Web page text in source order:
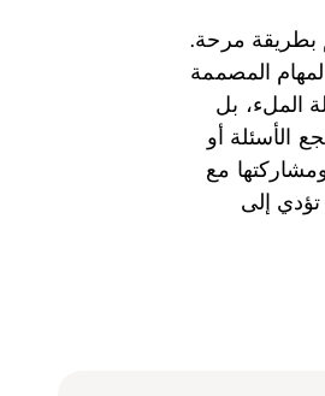
بطريقة مرحة.
المصممة
الملء، بل
الأسئلة أو
مع
إلى